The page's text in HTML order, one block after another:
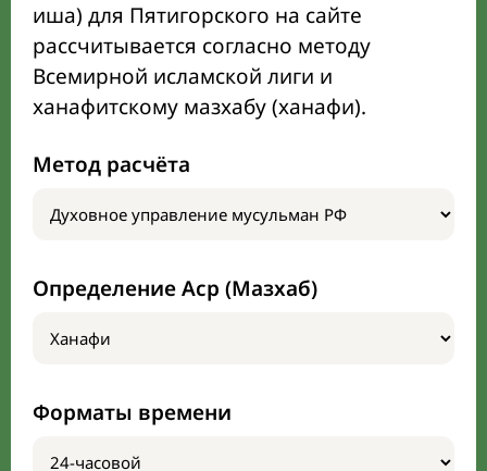
иша) для Пятигорского на сайте
рассчитывается согласно методу
Всемирной исламской лиги и
ханафитскому мазхабу (ханафи).
Метод расчёта
Определение Аср (Мазхаб)
Форматы времени